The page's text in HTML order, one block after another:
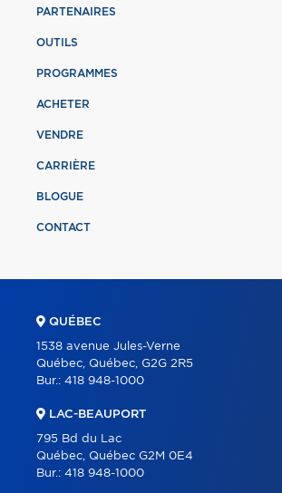
PARTENAIRES
OUTILS
PROGRAMMES
ACHETER
VENDRE
CARRIÈRE
BLOGUE
CONTACT
QUÉBEC
1538 avenue Jules-Verne
Québec, Québec, G2G 2R5
Bur.: 418 948-1000
LAC-BEAUPORT
795 Bd du Lac
Québec, Québec G2M 0E4
Bur.: 418 948-1000